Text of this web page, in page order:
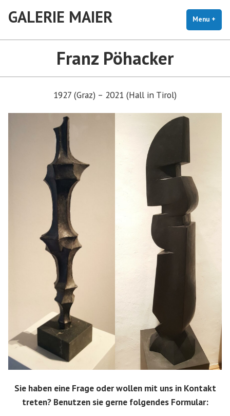
GALERIE MAIER Menu +
Franz Pöhacker
1927 (Graz) – 2021 (Hall in Tirol)
Sie haben eine Frage oder wollen mit uns in Kontakt
treten? Benutzen sie gerne folgendes Formular: